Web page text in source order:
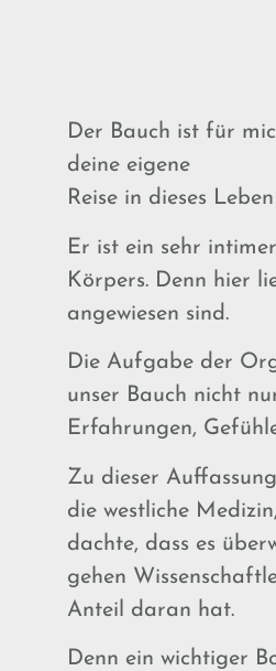
Der Bauch ist für
deine eigene
Reise in dieses
Er ist ein sehr
Körpers. Denn hier
angewiesen sind.
Die Aufgabe der
unser Bauch nicht
Erfahrungen,
Zu dieser
die westliche
dachte, dass es
gehen
Anteil daran hat.
Denn ein wichtiger